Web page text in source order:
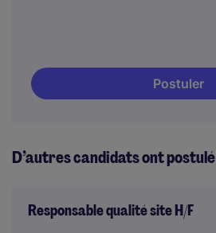
Postuler
D’autres candidats ont postulé
Responsable qualité site H/F